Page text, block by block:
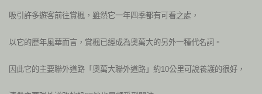
吸引許多遊客前往賞楓， 雖然它一年四季都有可看之處，
以它的歷年風華而言，賞楓已經成為奧萬大的另外一種代名詞。
因此它的主要聯外道路「奧萬大聯外道路」約10公里可說養護的很好，